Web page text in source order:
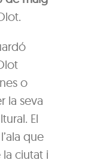
o
la seva
El
que
la ciutat i